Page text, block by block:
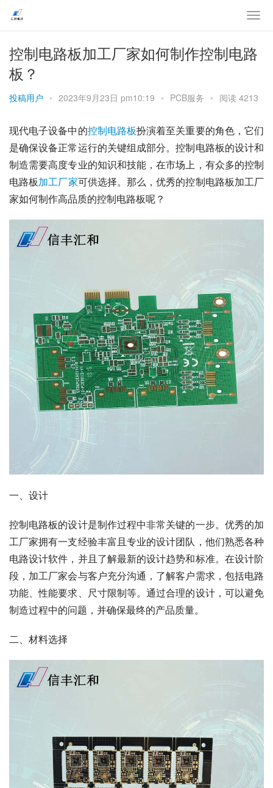
控制电路板加工厂家如何制作控制电路
板？
投稿用户 • 2023年9月23日 pm10:19 • PCB服务 • 阅读 4213
现代电子设备中的控制电路板扮演着至关重要的角色，它们
是确保设备正常运行的关键组成部分。控制电路板的设计和
制造需要高度专业的知识和技能，在市场上，有众多的控制
电路板加工厂家可供选择。那么，优秀的控制电路板加工厂
家如何制作高品质的控制电路板呢？
一、设计
控制电路板的设计是制作过程中非常关键的一步。优秀的加
工厂家拥有一支经验丰富且专业的设计团队，他们熟悉各种
电路设计软件，并且了解最新的设计趋势和标准。在设计阶
段，加工厂家会与客户充分沟通，了解客户需求，包括电路
功能、性能要求、尺寸限制等。通过合理的设计，可以避免
制造过程中的问题，并确保最终的产品质量。
二、材料选择